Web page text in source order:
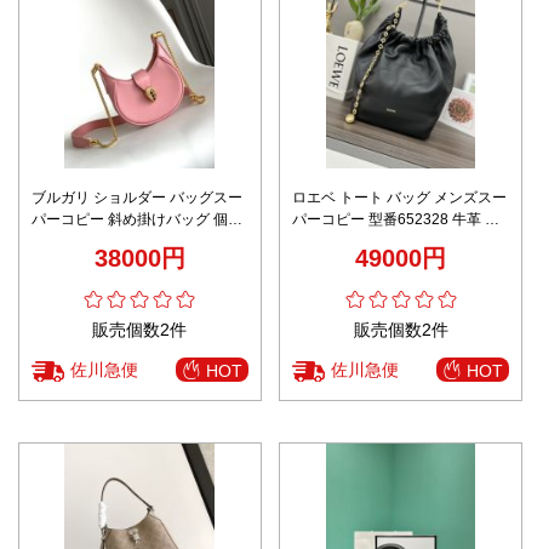
ブルガリ ショルダー バッグスー
パーコピー 斜め掛けバッグ 個性
ース ピンク38000円
販売個数2件
佐川急便 HOT
ロエベ トート バッグ メンズスー
パーコピー 型番652328 牛革 肩
かい ブラック49000円
販売個数2件
佐川急便 HOT